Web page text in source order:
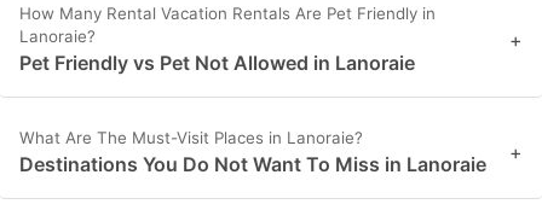
How Many Rental Vacation Rentals Are Pet Friendly in
Lanoraie?
Pet Friendly vs Pet Not Allowed in Lanoraie
+
What Are The Must-Visit Places in Lanoraie?
Destinations You Do Not Want To Miss in Lanoraie +